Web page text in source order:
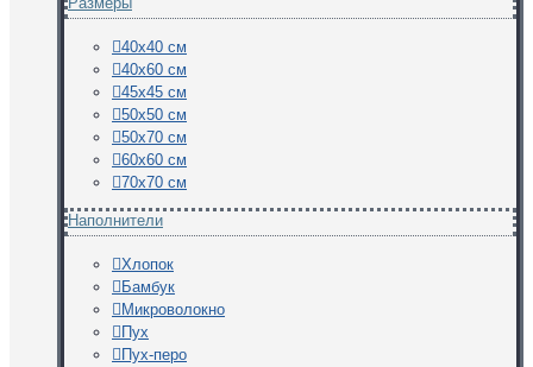
40х40 см
40х60 см
45х45 см
50х50 см
50х70 см
60х60 см
70х70 см
Наполнители
Хлопок
Бамбук
Микроволокно
Пух
Пух-перо